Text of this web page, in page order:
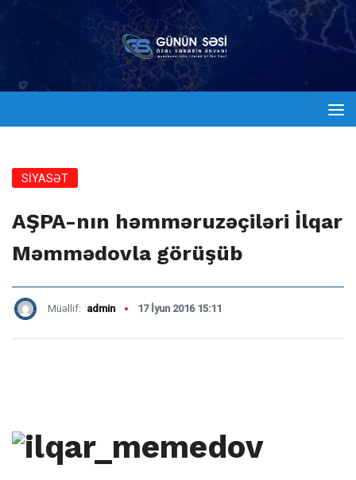
SİYASƏT
AŞPA-nın həmməruzəçiləri İlqar
Məmmədovla görüşüb
Müəllif: admin 17 İyun 2016 15:11